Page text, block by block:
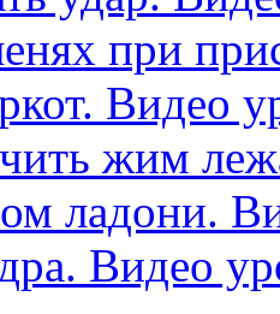
при
Видео
жим
ладони.
Видео